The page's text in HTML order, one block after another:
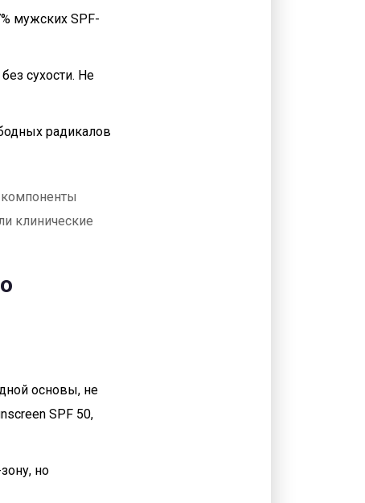
мужских SPF-
сухости. Не
радикалов
компоненты
клинические
основы, не
SPF 50,
но